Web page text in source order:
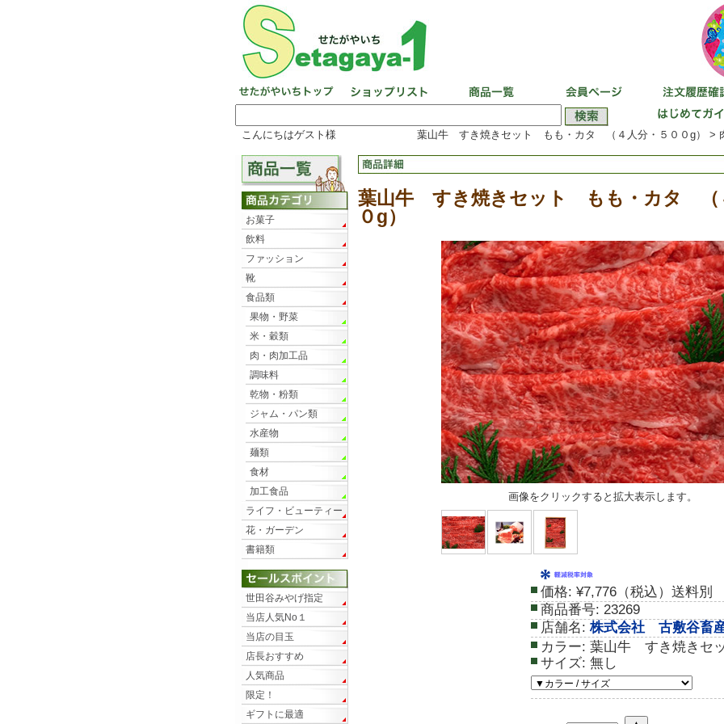
こんにちはゲスト様 葉山牛 すき焼きセット もも・カタ （４人分・５００g） >
葉山牛 すき焼きセット もも・カタ （
０g）
画像をクリックすると拡大表示します。
価格: ¥7,776（税込）送料別
商品番号: 23269
店舗名: 株式会社 古敷谷畜
カラー: 葉山牛 すき焼きセ
サイズ: 無し
お菓子
飲料
ファッション
靴
食品類
果物・野菜
米・穀類
肉・肉加工品
調味料
乾物・粉類
ジャム・パン類
水産物
麺類
食材
加工食品
ライフ・ビューティー
花・ガーデン
書籍類
世田谷みやげ指定
当店人気No１
当店の目玉
店長おすすめ
人気商品
限定！
ギフトに最適